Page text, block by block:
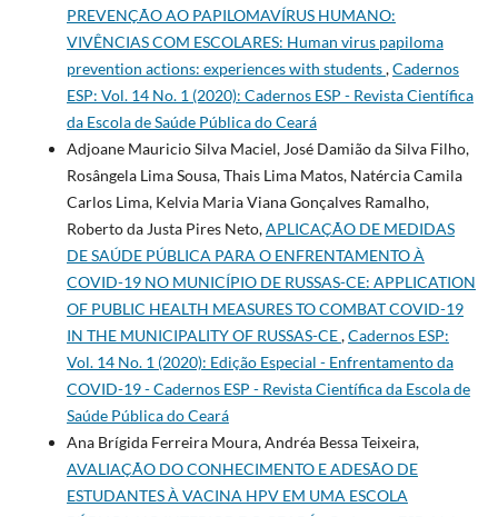
PREVENÇÃO AO PAPILOMAVÍRUS HUMANO:
VIVÊNCIAS COM ESCOLARES: Human virus papiloma
prevention actions: experiences with students,Cadernos
ESP: Vol. 14 No. 1 (2020): Cadernos ESP - Revista Cientí­fica
da Escola de Saúde Pública do Ceará
Adjoane Mauricio Silva Maciel, José Damião da Silva Filho,
Rosângela Lima Sousa, Thais Lima Matos, Natércia Camila
Carlos Lima, Kelvia Maria Viana Gonçalves Ramalho,
Roberto da Justa Pires Neto,APLICAÇÃO DE MEDIDAS
DE SAÚDE PÚBLICA PARA O ENFRENTAMENTO À
COVID-19 NO MUNICÍPIO DE RUSSAS-CE: APPLICATION
OF PUBLIC HEALTH MEASURES TO COMBAT COVID-19
IN THE MUNICIPALITY OF RUSSAS-CE,Cadernos ESP:
Vol. 14 No. 1 (2020): Edição Especial - Enfrentamento da
COVID-19 - Cadernos ESP - Revista Cientí­fica da Escola de
Saúde Pública do Ceará
Ana Brígida Ferreira Moura, Andréa Bessa Teixeira,
AVALIAÇÃO DO CONHECIMENTO E ADESÃO DE
ESTUDANTES À VACINA HPV EM UMA ESCOLA